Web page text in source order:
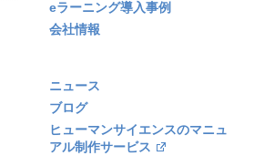
eラーニング導入事例
会社情報
ニュース
ブログ
ヒューマンサイエンスのマニュ
アル制作サービス